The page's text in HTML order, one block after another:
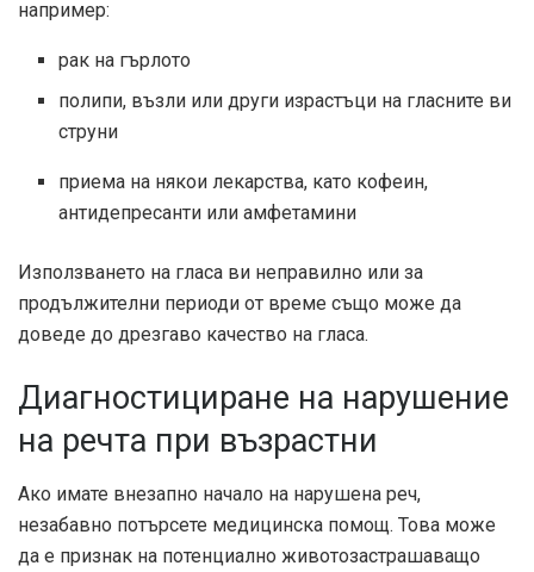
например:
рак на гърлото
полипи, възли или други израстъци на гласните ви
струни
приема на някои лекарства, като кофеин,
антидепресанти или амфетамини
Използването на гласа ви неправилно или за
продължителни периоди от време също може да
доведе до дрезгаво качество на гласа.
Диагностициране на нарушение
на речта при възрастни
Ако имате внезапно начало на нарушена реч,
незабавно потърсете медицинска помощ. Това може
да е признак на потенциално животозастрашаващо